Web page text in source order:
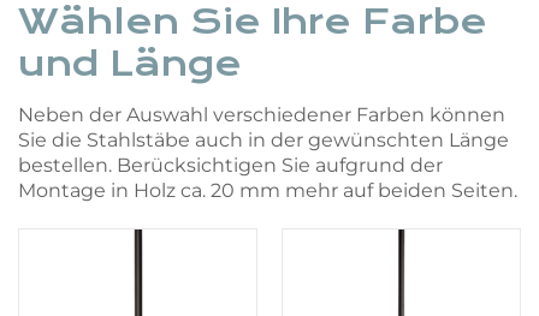
Wählen Sie Ihre Farbe
und Länge
Neben der Auswahl verschiedener Farben können
Sie die Stahlstäbe auch in der gewünschten Länge
bestellen. Berücksichtigen Sie aufgrund der
Montage in Holz ca. 20 mm mehr auf beiden Seiten.